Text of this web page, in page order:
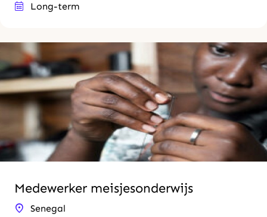
Long-term
Medewerker meisjesonderwijs
Senegal